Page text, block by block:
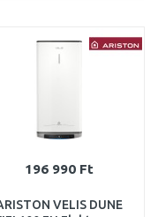
Összehasonlítás
196 990 Ft
VELIS DUNE